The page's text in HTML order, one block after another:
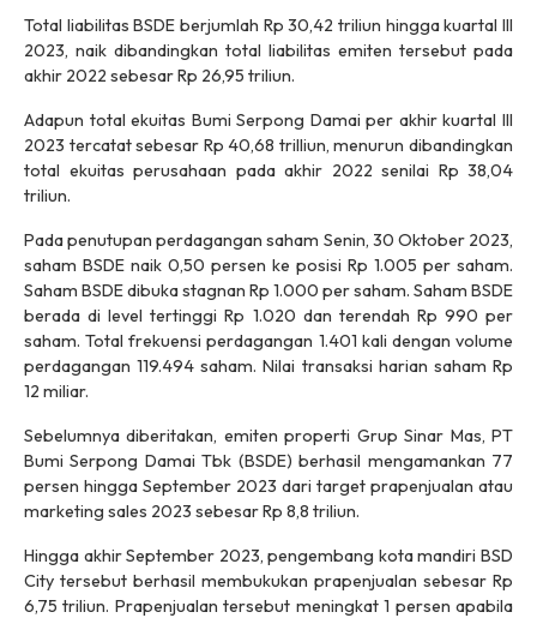
Total liabilitas BSDE berjumlah Rp 30,42 triliun hingga kuartal III
2023, naik dibandingkan total liabilitas emiten tersebut pada
akhir 2022 sebesar Rp 26,95 triliun.
Adapun total ekuitas Bumi Serpong Damai per akhir kuartal III
2023 tercatat sebesar Rp 40,68 trilliun, menurun dibandingkan
total ekuitas perusahaan pada akhir 2022 senilai Rp 38,04
triliun.
Pada penutupan perdagangan saham Senin, 30 Oktober 2023,
saham BSDE naik 0,50 persen ke posisi Rp 1.005 per saham.
Saham BSDE dibuka stagnan Rp 1.000 per saham. Saham BSDE
berada di level tertinggi Rp 1.020 dan terendah Rp 990 per
saham. Total frekuensi perdagangan 1.401 kali dengan volume
perdagangan 119.494 saham. Nilai transaksi harian saham Rp
12 miliar.
Sebelumnya diberitakan, emiten properti Grup Sinar Mas, PT
Bumi Serpong Damai Tbk (BSDE) berhasil mengamankan 77
persen hingga September 2023 dari target prapenjualan atau
marketing sales 2023 sebesar Rp 8,8 triliun.
Hingga akhir September 2023, pengembang kota mandiri BSD
City tersebut berhasil membukukan prapenjualan sebesar Rp
6,75 triliun. Prapenjualan tersebut meningkat 1 persen apabila